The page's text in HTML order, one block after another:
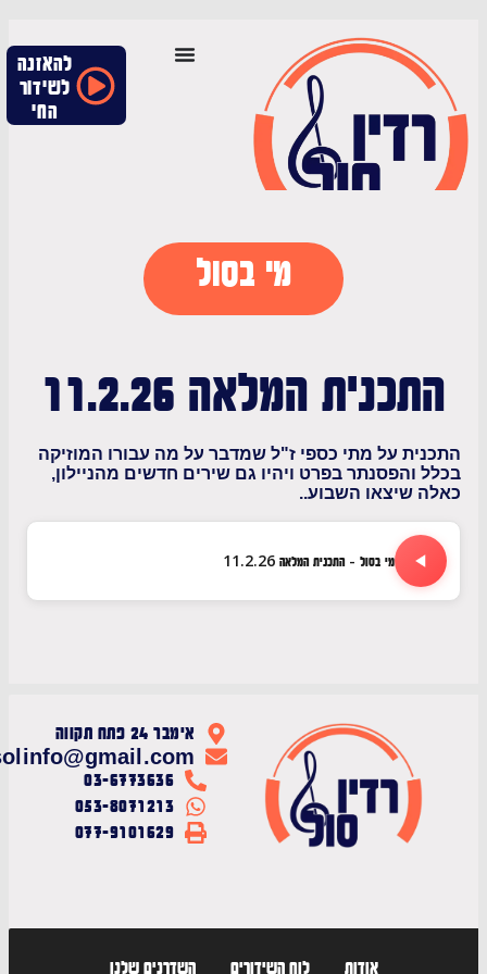
להאזנה
לשידור
החי
מי בסול
המלאה 11.2.26
על מתי כספי ז"ל שמדבר על מה עבורו המוזיקה
והפסנתר בפרט ויהיו גם שירים חדשים מהניילון,
שיצאו השבוע..
מי בסול - התכנית המלאה 11.2.26
אימבר 24 פתח תקווה
radiosolinfo@gmail.com
03-6773636
053-8071213
077-9101629
לוח השידורים השדרנים שלנו